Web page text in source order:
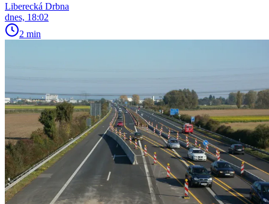
Liberecká Drbna
dnes, 18:02
2 min